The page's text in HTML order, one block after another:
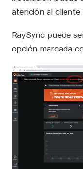
atención al
RaySync puede
opción marcada